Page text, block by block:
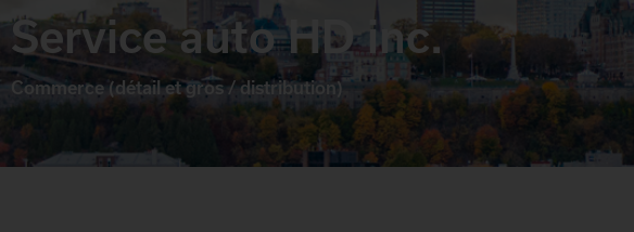
Service auto HD inc.
Commerce (détail et gros / distribution)